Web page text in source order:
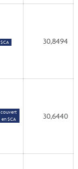
$CA 30,8494
couvert
en $CA
30,6440